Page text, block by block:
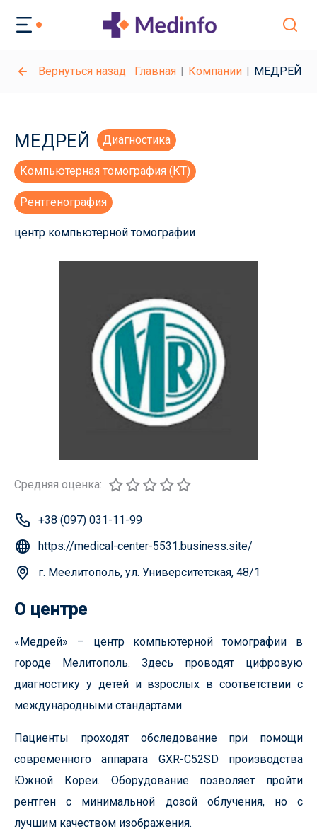
Вернуться назад Главная Компании МЕДРЕЙ
МЕДРЕЙ Диагностика
Компьютерная томография (КТ)
Рентгенография
центр компьютерной томографии
Средняя оценка:
+38 (097) 031-11-99
https://medical-center-5531.business.site/
г. Меелитополь, ул. Университетская, 48/1
О центре
«Медрей» – центр компьютерной томографии в
городе Мелитополь. Здесь проводят цифровую
диагностику у детей и взрослых в соответствии с
международными стандартами.
Пациенты проходят обследование при помощи
современного аппарата GXR-C52SD производства
Южной Кореи. Оборудование позволяет пройти
рентген с минимальной дозой облучения, но с
лучшим качеством изображения.